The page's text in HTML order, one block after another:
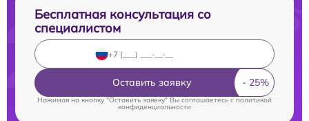
Бесплатная консультация со
специалистом
Оставить заявку
Нажимая на кнопку "Оставить заявку" Вы соглашаетесь cполитикой
конфиденциальности